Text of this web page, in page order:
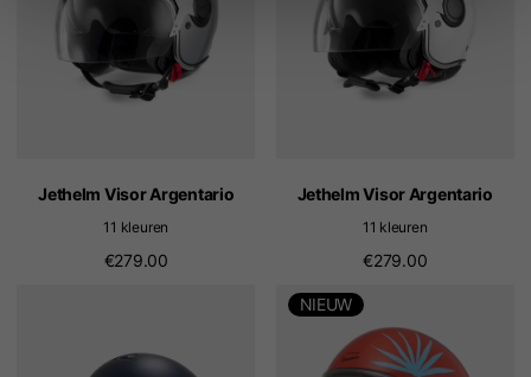
Jethelm Visor Argentario
11 kleuren
€279.00
Jethelm Visor Argentario
11 kleuren
€279.00
NIEUW